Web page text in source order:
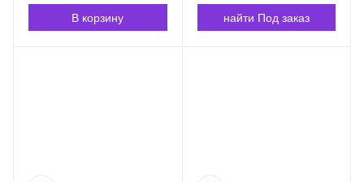
В корзину найти Под заказ